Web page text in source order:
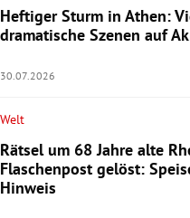
Heftiger Sturm in Athen:
dramatische Szenen auf
30.07.2026
Welt
Rätsel um 68 Jahre alte
Flaschenpost gelöst:
Hinweis